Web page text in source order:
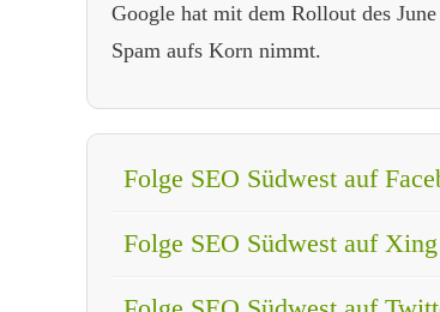
Google hat mit dem Rollout des
Spam aufs Korn nimmt.
Folge SEO Südwest auf
Folge SEO Südwest auf Xing